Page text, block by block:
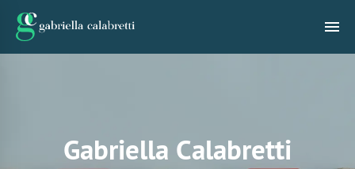
Gabriella Calabretti